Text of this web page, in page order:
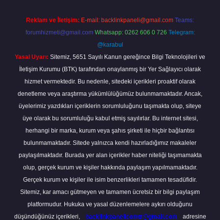
Reklam ve İletişim: E-mail: backlinkpaneli@gmail.com Teams:
forumhizmeti@gmail.com Whatsapp: 0262 606 0 726 Telegram:
@karabul
Yasal Uyarı: Sitemiz, 5651 Sayılı Kanun gereğince Bilgi Teknolojileri ve
İletişim Kurumu (BTK) tarafından onaylanmış bir Yer Sağlayıcı olarak
hizmet vermektedir. Bu nedenle, sitedeki içerikleri proaktif olarak
denetleme veya araştırma yükümlülüğümüz bulunmamaktadır. Ancak,
üyelerimiz yazdıkları içeriklerin sorumluluğunu taşımakta olup, siteye
üye olarak bu sorumluluğu kabul etmiş sayılırlar. Bu internet sitesi,
herhangi bir marka, kurum veya şahıs şirketi ile hiçbir bağlantısı
bulunmamaktadır. Sitede yalnızca kendi hazırladığımız makaleler
paylaşılmaktadır. Burada yer alan içerikler haber niteliği taşımamakta
olup, gerçek kurum ve kişiler hakkında paylaşım yapılmamaktadır.
Gerçek kurum ve kişiler ile isim benzerlikleri tamamen tesadüfidir.
Sitemiz, kar amacı gütmeyen ve tamamen ücretsiz bir bilgi paylaşım
platformudur. Hukuka ve yasal düzenlemelere aykırı olduğunu
düşündüğünüz içerikleri,
backlinkpanelicomtr@gmail.com adresine